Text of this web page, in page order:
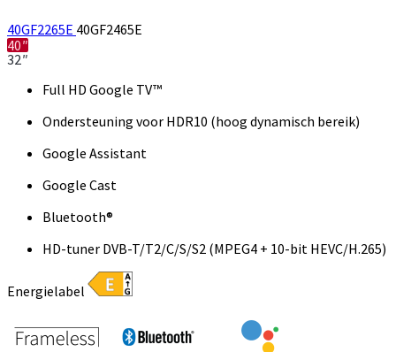
40GF2265E 40GF2465E
40″
32″
Full HD Google TV™
Ondersteuning voor HDR10 (hoog dynamisch bereik)
Google Assistant
Google Cast
Bluetooth®
HD-tuner DVB-T/T2/C/S/S2 (MPEG4 + 10-bit HEVC/H.265)
Energielabel